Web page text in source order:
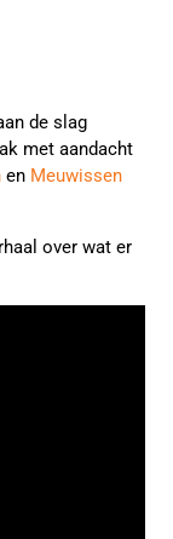
de slag
met aandacht
en Meuwissen
over wat er